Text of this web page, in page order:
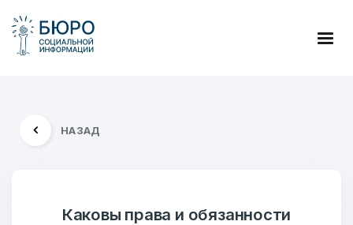
НАЗАД
Каковы права и обязанности